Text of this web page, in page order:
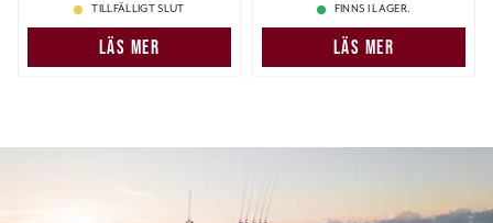
TILLFÄLLIGT SLUT
LÄS MER
FINNS I LAGER.
LÄS MER